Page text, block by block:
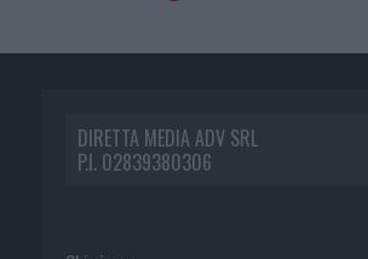
DIRETTA MEDIA ADV SRL
P.I. 02839380306